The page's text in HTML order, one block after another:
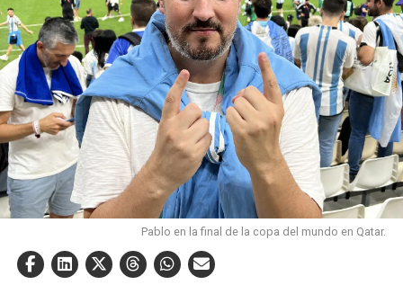
Pablo en la final de la copa del mundo en Qatar.